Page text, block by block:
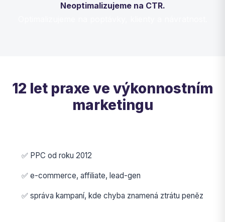
Neoptimalizujeme na CTR.
12 let praxe ve výkonnostním
marketingu
✅ PPC od roku 2012
✅ e-commerce, affiliate, lead-gen
✅ správa kampaní, kde chyba znamená ztrátu peněz